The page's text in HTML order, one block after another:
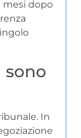
mesi dopo
sono
In